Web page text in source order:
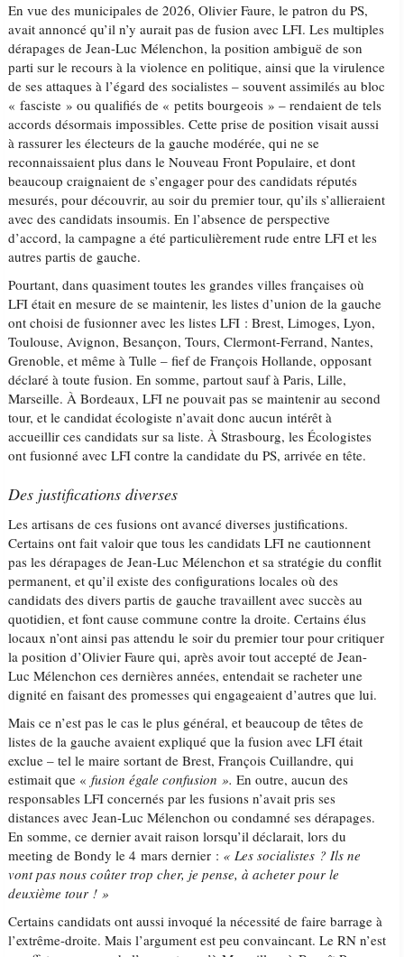
En vue des municipales de 2026, Olivier Faure, le patron du PS,
avait annoncé qu’il n’y aurait pas de fusion avec LFI. Les multiples
dérapages de Jean-Luc Mélenchon, la position ambiguë de son
parti sur le recours à la violence en politique, ainsi que la virulence
de ses attaques à l’égard des socialistes – souvent assimilés au bloc
« fasciste » ou qualifiés de « petits bourgeois » – rendaient de tels
accords désormais impossibles. Cette prise de position visait aussi
à rassurer les électeurs de la gauche modérée, qui ne se
reconnaissaient plus dans le Nouveau Front Populaire, et dont
beaucoup craignaient de s’engager pour des candidats réputés
mesurés, pour découvrir, au soir du premier tour, qu’ils s’allieraient
avec des candidats insoumis. En l’absence de perspective
d’accord, la campagne a été particulièrement rude entre LFI et les
autres partis de gauche.
Pourtant, dans quasiment toutes les grandes villes françaises où
LFI était en mesure de se maintenir, les listes d’union de la gauche
ont choisi de fusionner avec les listes LFI : Brest, Limoges, Lyon,
Toulouse, Avignon, Besançon, Tours, Clermont-Ferrand, Nantes,
Grenoble, et même à Tulle – fief de François Hollande, opposant
déclaré à toute fusion. En somme, partout sauf à Paris, Lille,
Marseille. À Bordeaux, LFI ne pouvait pas se maintenir au second
tour, et le candidat écologiste n’avait donc aucun intérêt à
accueillir ces candidats sur sa liste. À Strasbourg, les Écologistes
ont fusionné avec LFI contre la candidate du PS, arrivée en tête.
Des justifications diverses
Les artisans de ces fusions ont avancé diverses justifications.
Certains ont fait valoir que tous les candidats LFI ne cautionnent
pas les dérapages de Jean-Luc Mélenchon et sa stratégie du conflit
permanent, et qu’il existe des configurations locales où des
candidats des divers partis de gauche travaillent avec succès au
quotidien, et font cause commune contre la droite. Certains élus
locaux n’ont ainsi pas attendu le soir du premier tour pour critiquer
la position d’Olivier Faure qui, après avoir tout accepté de Jean-
Luc Mélenchon ces dernières années, entendait se racheter une
dignité en faisant des promesses qui engageaient d’autres que lui.
Mais ce n’est pas le cas le plus général, et beaucoup de têtes de
listes de la gauche avaient expliqué que la fusion avec LFI était
exclue – tel le maire sortant de Brest, François Cuillandre, qui
estimait que «fusion égale confusion ».En outre, aucun des
responsables LFI concernés par les fusions n’avait pris ses
distances avec Jean-Luc Mélenchon ou condamné ses dérapages.
En somme, ce dernier avait raison lorsqu’il déclarait, lors du
meeting de Bondy le 4 mars dernier : « Les socialistes ? Ils ne
vont pas nous coûter trop cher, je pense, à acheter pour le
deuxième tour ! »
Certains candidats ont aussi invoqué la nécessité de faire barrage à
l’extrême-droite. Mais l’argument est peu convaincant. Le RN n’est